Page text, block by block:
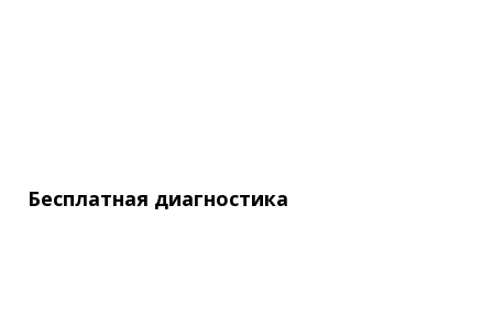
Бесплатная диагностика